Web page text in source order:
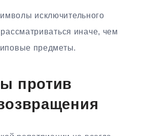
исключительного
иначе, чем
предметы.
против